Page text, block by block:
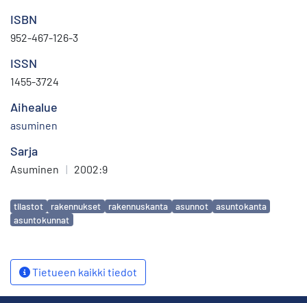
ISBN
952-467-126-3
ISSN
1455-3724
Aihealue
asuminen
Sarja
Asuminen | 2002:9
Avainsanat
tilastot rakennukset rakennuskanta asunnot
asuntokanta
asuntokunnat
Tietueen kaikki tiedot